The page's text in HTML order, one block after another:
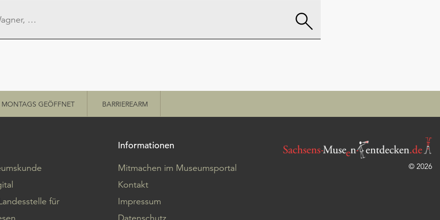
MONTAGS GEÖFFNET BARRIEREARM
für
Informationen
Mitmachen im Museumsportal
Kontakt
Impressum
Datenschutz
© 2026